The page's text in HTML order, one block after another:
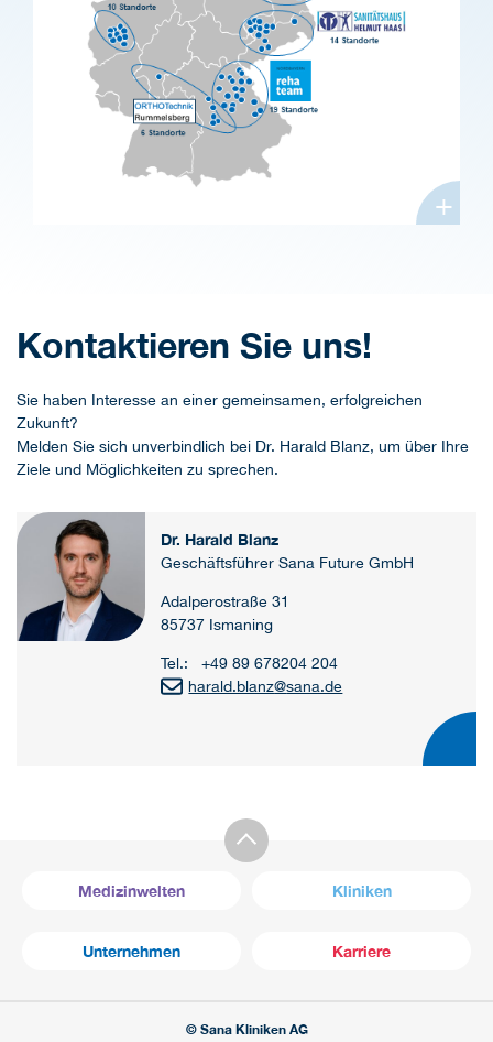
+
Kontaktieren Sie uns!
Sie haben Interesse an einer gemeinsamen, erfolgreichen
Zukunft?
Melden Sie sich unverbindlich bei Dr. Harald Blanz, um über Ihre
Ziele und Möglichkeiten zu sprechen.
Dr. Harald Blanz
Geschäftsführer Sana Future GmbH
Adalperostraße 31
85737 Ismaning
Tel.: +49 89 678204 204
harald.blanz@sana.de
Medizinwelten Kliniken
Unternehmen Karriere
© Sana Kliniken AG